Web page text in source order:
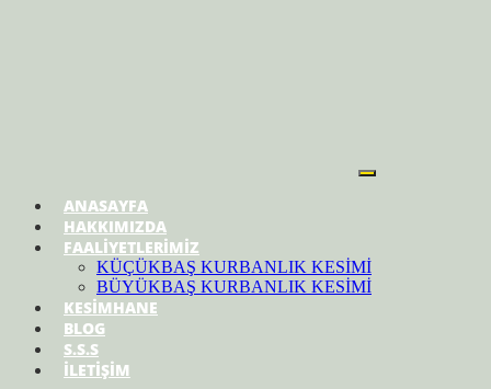
ANASAYFA
HAKKIMIZDA
FAALİYETLERİMİZ
KÜÇÜKBAŞ KURBANLIK KESİMİ
BÜYÜKBAŞ KURBANLIK KESİMİ
KESİMHANE
BLOG
S.S.S
İLETİŞİM